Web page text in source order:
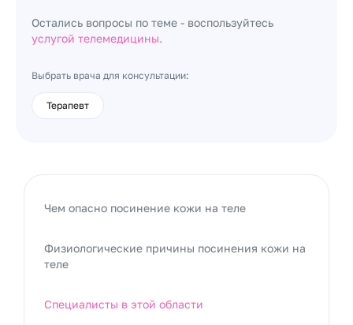
Остались вопросы по теме - воспользуйтесь
услугой телемедицины.
Выбрать врача для консультации:
Терапевт
Чем опасно посинение кожи на теле
Физиологические причины посинения кожи на
теле
Специалисты в этой области